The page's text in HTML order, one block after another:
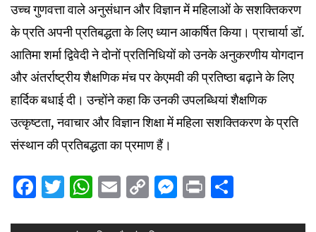
उच्च गुणवत्ता वाले अनुसंधान और विज्ञान में महिलाओं के सशक्तिकरण
के प्रति अपनी प्रतिबद्धता के लिए ध्यान आकर्षित किया। प्राचार्या डॉ.
आतिमा शर्मा द्विवेदी ने दोनों प्रतिनिधियों को उनके अनुकरणीय योगदान
और अंतर्राष्ट्रीय शैक्षणिक मंच पर केएमवी की प्रतिष्ठा बढ़ाने के लिए
हार्दिक बधाई दी। उन्होंने कहा कि उनकी उपलब्धियां शैक्षणिक
उत्कृष्टता, नवाचार और विज्ञान शिक्षा में महिला सशक्तिकरण के प्रति
संस्थान की प्रतिबद्धता का प्रमाण हैं।
Facebook
Twitter
WhatsApp
Email
CopyMessenger
Print